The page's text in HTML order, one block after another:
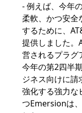
- 例えば、今年
柔軟、かつ安全
するために、
提供しました。
営されるプラグ
今年の第2四半
ジネス向けに
強化する強力な
つEmersionは